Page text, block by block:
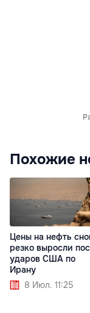
Похожие
Цены на нефть
резко выросли
ударов США по
Ирану
8 Июл. 11:25